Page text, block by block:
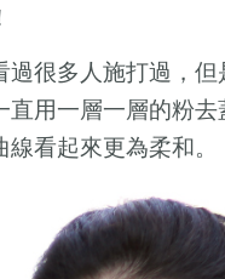
很多人施打過，
用一層一層的粉
看起來更為柔和。